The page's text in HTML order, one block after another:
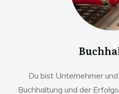
Du bist Unternehmer
Buchhaltung und der